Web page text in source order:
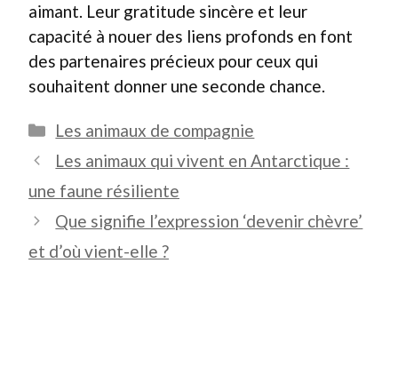
aimant. Leur gratitude sincère et leur
capacité à nouer des liens profonds en font
des partenaires précieux pour ceux qui
souhaitent donner une seconde chance.
Catégories
Les animaux de compagnie
Les animaux qui vivent en Antarctique :
une faune résiliente
Que signifie l’expression ‘devenir chèvre’
et d’où vient-elle ?